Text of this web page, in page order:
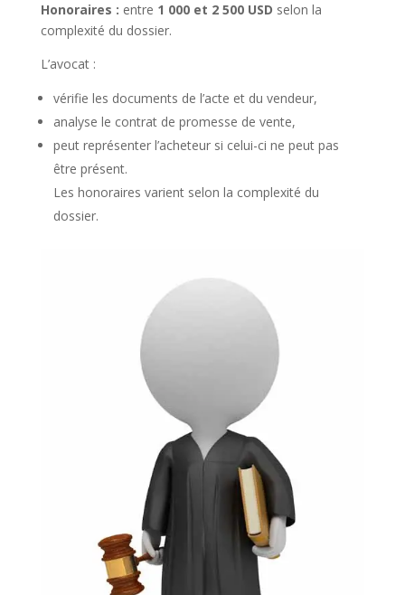
Honoraires : entre 1 000 et 2 500 USD selon la
complexité du dossier.
L’avocat :
vérifie les documents de l’acte et du vendeur,
analyse le contrat de promesse de vente,
peut représenter l’acheteur si celui-ci ne peut pas
être présent.
Les honoraires varient selon la complexité du
dossier.